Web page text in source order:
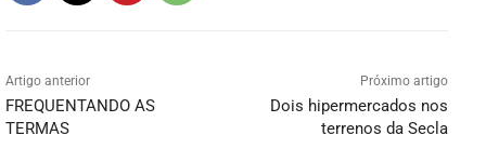
Artigo anterior
FREQUENTANDO AS
TERMAS
Próximo artigo
Dois hipermercados nos
terrenos da Secla